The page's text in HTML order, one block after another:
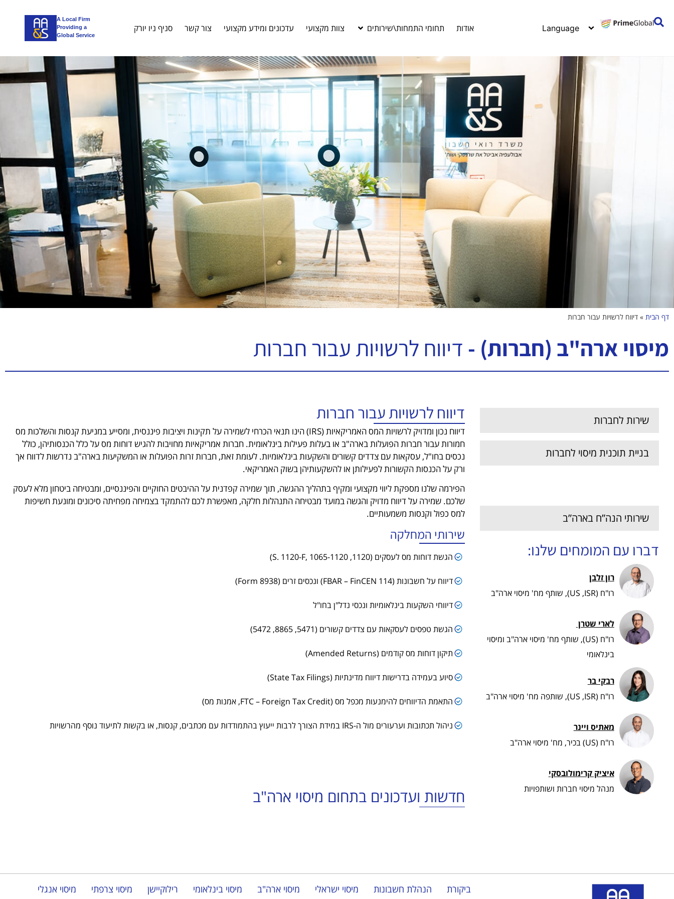
אודות תחומי התמחות\שירותים צוות מקצועי עדכונים ומידע מקצועי צור קשר סניף ניו יורק
A Local Firm
Providing a
Global Service
דף הבית » דיווח לרשויות עבור חברות
מיסוי ארה"ב (חברות) - דיווח לרשויות עבור חברות
שירות לחברות
בניית תוכנית מיסוי לחברות
שירותי הנה”ח בארה”ב
דברו עם המומחים שלנו:
רון זלבן
רו"ח (US ,ISR), שותף מח' מיסוי ארה"ב
לארי שטרן ​
רו"ח (US), שותף מח' מיסוי ארה"ב ומיסוי
בינלאומי
רבקי בר
רו"ח (US ,ISR), שותפה מח' מיסוי ארה"ב
מאתיס ויינר
רו"ח (US) בכיר, מח' מיסוי ארה"ב
איציק קרימולובסקי
מנהל מיסוי חברות ושותפויות
דיווח לרשויות עבור חברות
דיווח נכון ומדויק לרשויות המס האמריקאיות (IRS) הינו תנאי הכרחי לשמירה על תקינות ויציבות פיננסית, ומסייע במניעת קנסות והשלכות מס
חמורות עבור חברות הפועלות בארה"ב או בעלות פעילות בינלאומית. חברות אמריקאיות מחויבות להגיש דוחות מס על כלל הכנסותיהן, כולל
נכסים בחו"ל, עסקאות עם צדדים קשורים והשקעות בינלאומיות. לעומת זאת, חברות זרות הפועלות או המשקיעות בארה"ב נדרשות לדווח אך
ורק על הכנסות הקשורות לפעילותן או להשקעותיהן בשוק האמריקאי.
הפירמה שלנו מספקת ליווי מקצועי ומקיף בתהליך ההגשה, תוך שמירה קפדנית על ההיבטים החוקיים והפיננסיים, ומבטיחה ביטחון מלא לעסק
שלכם. שמירה על דיווח מדויק והגשה במועד מבטיחה התנהלות חלקה, מאפשרת לכם להתמקד בצמיחה מפחיתה סיכונים ומונעת חשיפות
למס כפול וקנסות משמעותיים.
שירותי המחלקה
הגשת דוחות מס לעסקים (1120, 1120-S. 1120-F, 1065)
דיווח על חשבונות (FBAR – FinCEN 114) ונכסים זרים (Form 8938)
דיווחי השקעות בינלאומיות ונכסי נדל"ן בחו"ל
הגשת טפסים לעסקאות עם צדדים קשורים (5471, 8865, 5472)
תיקון דוחות מס קודמים (Amended Returns)
סיוע בעמידה בדרישות דיווח מדינתיות (State Tax Filings)
התאמת הדיווחים להימנעות מכפל מס (FTC – Foreign Tax Credit, אמנות מס)
ניהול תכתובות וערעורים מול ה-IRS במידת הצורך לרבות ייעוץ בהתמודדות עם מכתבים, קנסות, או בקשות לתיעוד נוסף מהרשויות
חדשות ועדכונים בתחום מיסוי ארה"ב
ביקורת הנהלת חשבונות מיסוי ישראלי מיסוי ארה"ב מיסוי בינלאומי רילוקיישן מיסוי צרפתי מיסוי אנגלי